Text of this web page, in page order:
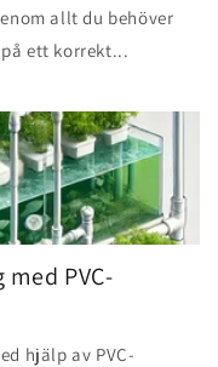
allt du behöver
ett korrekt...
PVC-
hjälp av PVC-